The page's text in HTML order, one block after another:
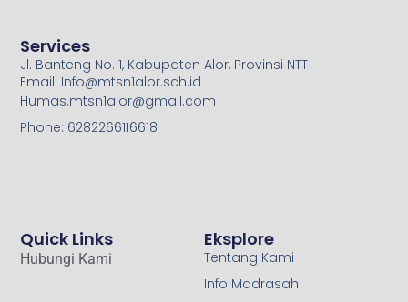
Eksplore
Tentang Kami
Info Madrasah
Quick Links
Hubungi Kami
Services
Jl. Banteng No. 1, Kabupaten Alor, Provinsi NTT
Email: Info@mtsn1alor.sch.id
Humas.mtsn1alor@gmail.com
Phone: 6282266116618